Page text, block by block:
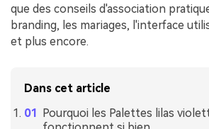
que des conseils d'association
branding, les mariages, l'interface
et plus encore.
Dans cet article
Pourquoi les Palettes lilas